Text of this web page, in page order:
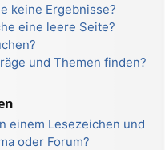
keine Ergebnisse?
eine leere Seite?
und Themen finden?
einem Lesezeichen und
oder Forum?